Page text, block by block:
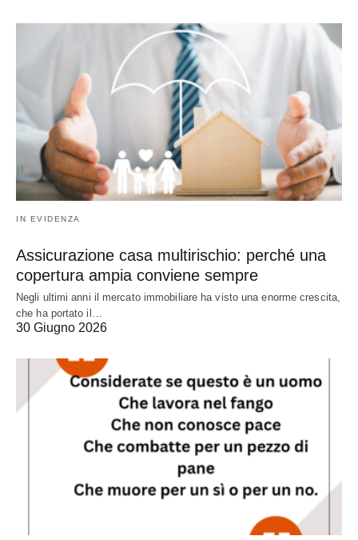
IN EVIDENZA
Assicurazione casa multirischio: perché una
copertura ampia conviene sempre
Negli ultimi anni il mercato immobiliare ha visto una enorme crescita,
che ha portato il…
30 Giugno 2026